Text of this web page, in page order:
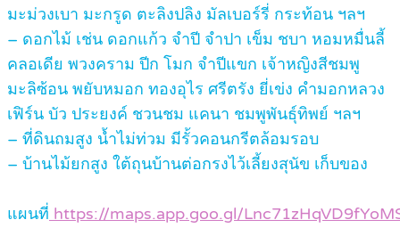
มะม่วงเบา มะกรูด ตะลิงปลิง มัลเบอร์รี่ กระท้อน ฯลฯ
– ดอกไม้ เช่น ดอกแก้ว จำปี จำปา เข็ม ชบา หอมหมื่นลี้
คลอเดีย พวงคราม ปีก โมก จำปีแขก เจ้าหญิงสีชมพู
มะลิซ้อน พยับหมอก ทองอุไร ศรีตรัง ยี่เข่ง คำมอกหลวง
เฟิร์น บัว ประยงค์ ชวนชม แคนา ชมพูพันธุ์ทิพย์ ฯลฯ
– ที่ดินถมสูง น้ำไม่ท่วม มีรั้วคอนกรีตล้อมรอบ
– บ้านไม้ยกสูง ใต้ถุนบ้านต่อกรงไว้เลี้ยงสุนัข เก็บของ
แผนที่ https://maps.app.goo.gl/